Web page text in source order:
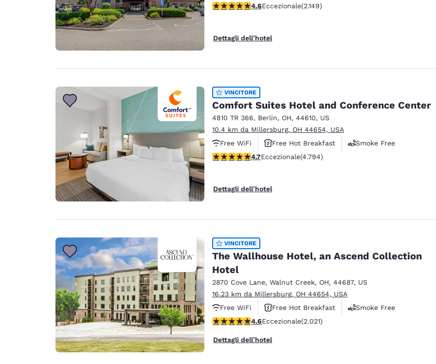
Valutazione di 4.64 stelle. Eccezionale. 2149 recensioni
4.6Eccezionale(2.149)
Dettagli dell’hotel
VINCITORE
Comfort Suites Hotel and Conference Center
4810 TR 366, Berlin, OH, 44610, US
10.4 km da Millersburg, OH 44654, USA
Free WiFi
Free Hot Breakfast
Smoke Free
Valutazione di 4.73 stelle. Eccezionale. 4794 recensioni
4.7Eccezionale(4.794)
Dettagli dell’hotel
VINCITORE
The Wallhouse Hotel, an Ascend Collection
Hotel
2870 Cove Lane, Walnut Creek, OH, 44687, US
16.23 km da Millersburg, OH 44654, USA
Free WiFi
Free Hot Breakfast
Smoke Free
Valutazione di 4.63 stelle. Eccezionale. 2021 recensioni
4.6Eccezionale(2.021)
Dettagli dell’hotel